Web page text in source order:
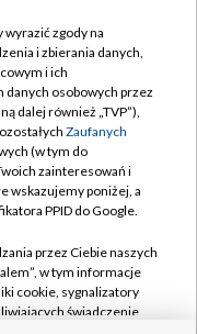
zgody na
i zbierania danych,
i ich
danych osobowych przez
dalej również „TVP”),
Zaufanych
(w tym do
zainteresowań i
wskazujemy poniżej, a
PPID do Google.
przez Ciebie naszych
w tym informacje
cookie, sygnalizatory
świadczenie